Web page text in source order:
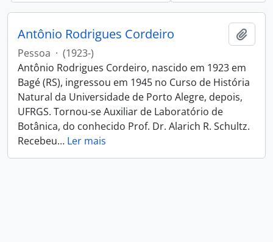
Antônio Rodrigues Cordeiro
Pessoa · (1923-)
Antônio Rodrigues Cordeiro, nascido em 1923 em
Bagé (RS), ingressou em 1945 no Curso de História
Natural da Universidade de Porto Alegre, depois,
UFRGS. Tornou-se Auxiliar de Laboratório de
Botânica, do conhecido Prof. Dr. Alarich R. Schultz.
Recebeu… Ler mais